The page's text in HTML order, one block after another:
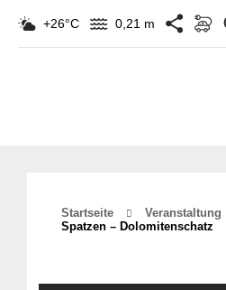
+26°C 0,21 m
Startseite Veranstaltung
Spatzen – Dolomitenschatz